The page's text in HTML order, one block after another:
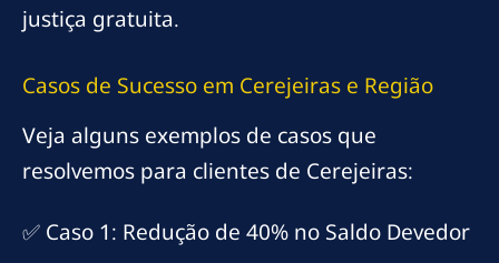
justiça gratuita.
Casos de Sucesso em Cerejeiras e Região
Veja alguns exemplos de casos que
resolvemos para clientes de Cerejeiras:
✅ Caso 1: Redução de 40% no Saldo Devedor